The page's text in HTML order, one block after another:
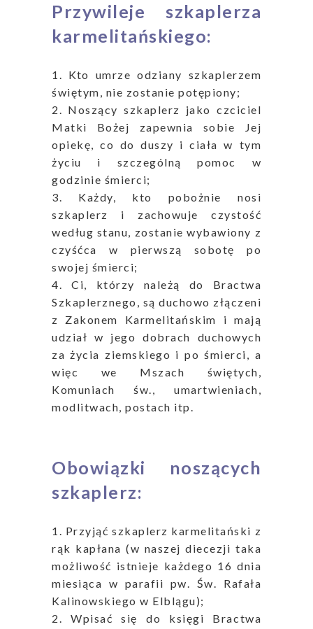
Przywileje szkaplerza
karmelitańskiego:
1. Kto umrze odziany szkaplerzem
świętym, nie zostanie potępiony;
2. Noszący szkaplerz jako czciciel
Matki Bożej zapewnia sobie Jej
opiekę, co do duszy i ciała w tym
życiu i szczególną pomoc w
godzinie śmierci;
3. Każdy, kto pobożnie nosi
szkaplerz i zachowuje czystość
według stanu, zostanie wybawiony z
czyśćca w pierwszą sobotę po
swojej śmierci;
4. Ci, którzy należą do Bractwa
Szkaplerznego, są duchowo złączeni
z Zakonem Karmelitańskim i mają
udział w jego dobrach duchowych
za życia ziemskiego i po śmierci, a
więc we Mszach świętych,
Komuniach św., umartwieniach,
modlitwach, postach itp.
Obowiązki noszących
szkaplerz:
1. Przyjąć szkaplerz karmelitański z
rąk kapłana (w naszej diecezji taka
możliwość istnieje każdego 16 dnia
miesiąca w parafii pw. Św. Rafała
Kalinowskiego w Elblągu);
2. Wpisać się do księgi Bractwa